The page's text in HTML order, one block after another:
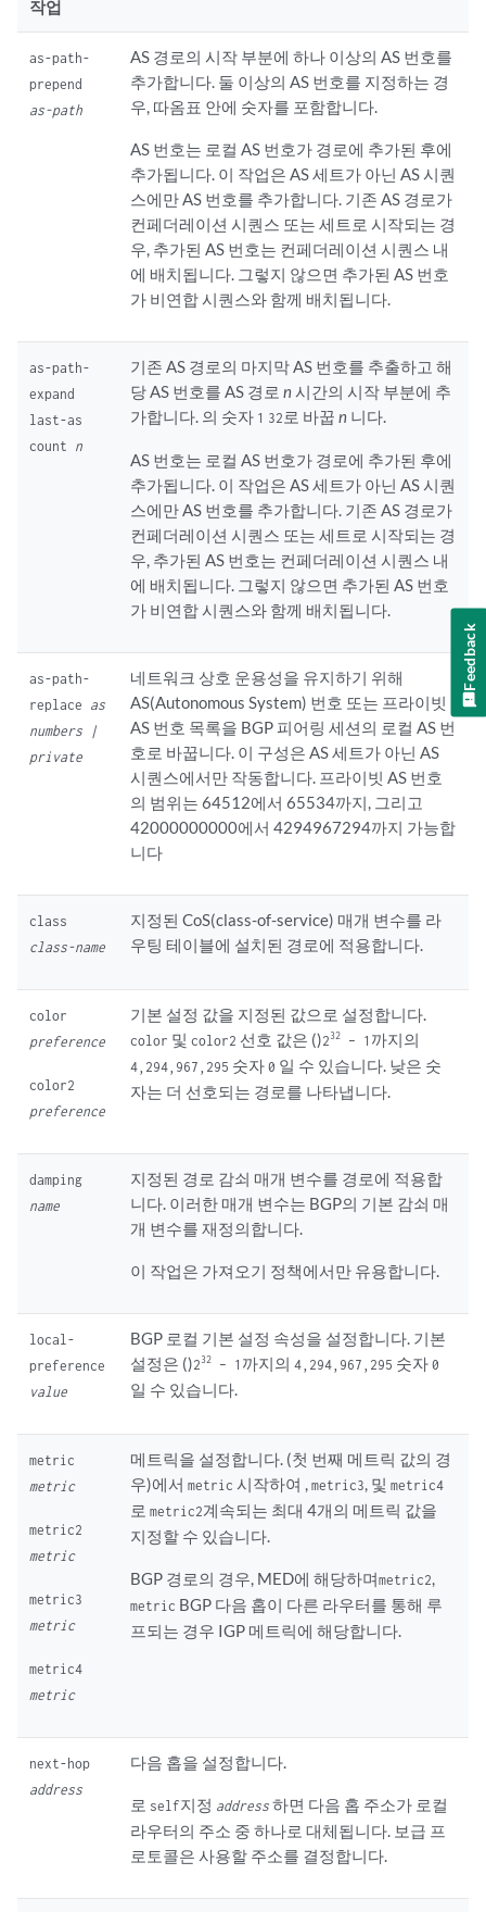
작업
as-path-
prepend
as-path
AS 경로의 시작 부분에 하나 이상의 AS 번호를
추가합니다. 둘 이상의 AS 번호를 지정하는 경
우, 따옴표 안에 숫자를 포함합니다.
AS 번호는 로컬 AS 번호가 경로에 추가된 후에
추가됩니다. 이 작업은 AS 세트가 아닌 AS 시퀀
스에만 AS 번호를 추가합니다. 기존 AS 경로가
컨페더레이션 시퀀스 또는 세트로 시작되는 경
우, 추가된 AS 번호는 컨페더레이션 시퀀스 내
에 배치됩니다. 그렇지 않으면 추가된 AS 번호
가 비연합 시퀀스와 함께 배치됩니다.
as-path-
expand
last-as
count n
기존 AS 경로의 마지막 AS 번호를 추출하고 해
당 AS 번호를 AS 경로n시간의 시작 부분에 추
가합니다. 의 숫자 1 32로 바꿉n 니다.
AS 번호는 로컬 AS 번호가 경로에 추가된 후에
추가됩니다. 이 작업은 AS 세트가 아닌 AS 시퀀
스에만 AS 번호를 추가합니다. 기존 AS 경로가
컨페더레이션 시퀀스 또는 세트로 시작되는 경
우, 추가된 AS 번호는 컨페더레이션 시퀀스 내
에 배치됩니다. 그렇지 않으면 추가된 AS 번호
가 비연합 시퀀스와 함께 배치됩니다.
as-path-
replace as
numbers |
private
네트워크 상호 운용성을 유지하기 위해
AS(Autonomous System) 번호 또는 프라이빗
AS 번호 목록을 BGP 피어링 세션의 로컬 AS 번
호로 바꿉니다. 이 구성은 AS 세트가 아닌 AS
시퀀스에서만 작동합니다. 프라이빗 AS 번호
의 범위는 64512에서 65534까지, 그리고
42000000000에서 4294967294까지 가능합
니다
class
class-name
지정된 CoS(class-of-service) 매개 변수를 라
우팅 테이블에 설치된 경로에 적용합니다.
color
preference
color2
preference
기본 설정 값을 지정된 값으로 설정합니다.
color 및color2 선호 값은 ()232 – 1 까지의
4,294,967,295 숫자0 일 수 있습니다. 낮은 숫
자는 더 선호되는 경로를 나타냅니다.
damping
name
지정된 경로 감쇠 매개 변수를 경로에 적용합
니다. 이러한 매개 변수는 BGP의 기본 감쇠 매
개 변수를 재정의합니다.
이 작업은 가져오기 정책에서만 유용합니다.
local-
preference
value
BGP 로컬 기본 설정 속성을 설정합니다. 기본
설정은 ()232 – 1 까지의4,294,967,295 숫자0
일 수 있습니다.
metric
metric
metric2
metric
metric3
metric
metric4
metric
메트릭을 설정합니다. (첫 번째 메트릭 값의 경
우)에서metric 시작하여 ,metric3, 및metric4
로metric2계속되는 최대 4개의 메트릭 값을
지정할 수 있습니다.
BGP 경로의 경우, MED에 해당하며metric2,
metric BGP 다음 홉이 다른 라우터를 통해 루
프되는 경우 IGP 메트릭에 해당합니다.
next-hop
address
다음 홉을 설정합니다.
로 self지정 address하면 다음 홉 주소가 로컬
라우터의 주소 중 하나로 대체됩니다. 보급 프
로토콜은 사용할 주소를 결정합니다.
Feedback